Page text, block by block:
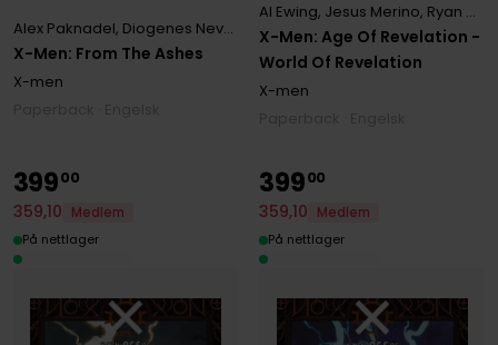
X-Men: From The Ashes
Alex Paknadel, Diogenes Neves Phillip Sevy
X-men
X-Men: Age Of Revelation -
World Of Revelation
Al Ewing, Jesus Merino, Ryan North
X-men
39900
359,10
Medlem
På nettlager
39900
359,10
Medlem
På nettlager